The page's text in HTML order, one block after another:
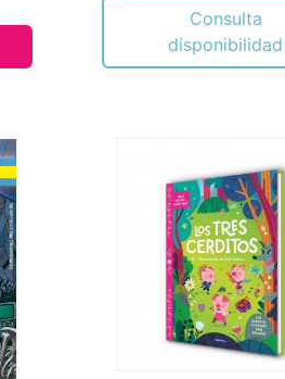
Consulta
disponibilidad